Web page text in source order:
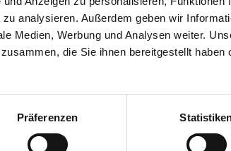
analysieren. Außerdem geben wir
Medien, Werbung und Analysen weiter.
die Sie ihnen bereitgestellt
Präferenzen
sowie Maßnahmen für den
die Elektrifizierung und der
Fertigstellung